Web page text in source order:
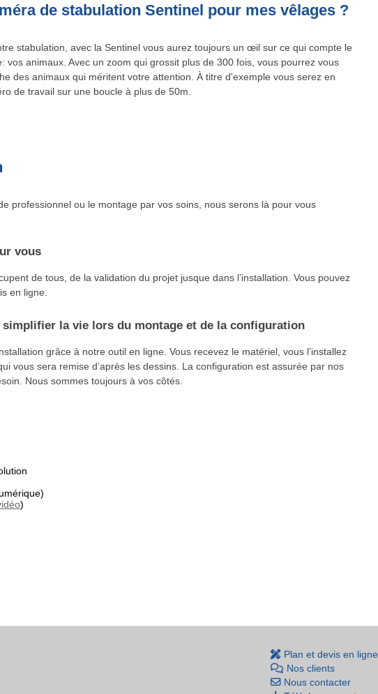
de stabulation Sentinel pour mes vêlages ?
stabulation, avec la Sentinel vous aurez toujours un œil sur ce qui compte le
vos animaux. Avec un zoom qui grossit plus de 300 fois, vous pourrez vous
des animaux qui méritent votre attention. À titre d'exemple vous serez en
de travail sur une boucle à plus de 50m.
professionnel ou le montage par vos soins, nous serons là pour vous
vous
de tous, de la validation du projet jusque dans l’installation. Vous pouvez
en ligne.
la vie lors du montage et de la configuration
grâce à notre outil en ligne. Vous recevez le matériel, vous l’installez
vous sera remise d’après les dessins. La configuration est assurée par nos
Nous sommes toujours à vos côtés.
)
Plan et devis en ligne
Nos clients
Nous contacter